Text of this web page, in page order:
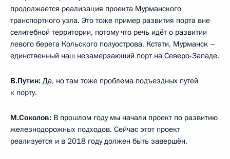
продолжается реализация проекта Мурманского
транспортного узла. Это тоже пример развития порта вне
селитебной территории, потому что речь идёт о развитии
левого берега Кольского полуострова. Кстати, Мурманск –
единственный наш незамерзающий порт на Северо-Западе.
В.Путин: Да, но там тоже проблема подъездных путей
к порту.
М.Соколов: В прошлом году мы начали проект по развитию
железнодорожных подходов. Сейчас этот проект
реализуется и в 2018 году должен быть завершён.